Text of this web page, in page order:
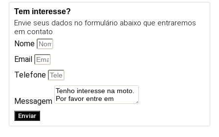
Tem interesse?
Envie seus dados no formulário abaixo que entraremos
em contato
Nome
Email
Telefone
Messagem
Enviar